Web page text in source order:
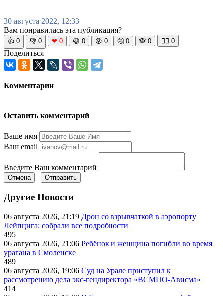
30 августа 2022, 12:33
Вам понравилась эта публикация?
👍 0 👎 0 ❤ 0 😆 0 😡 0 🤔 0 🙈 0 🧘‍♀️ 0
Поделиться
Комментарии
Оставить комментарий
Ваше имя
Ваш email
Введите Ваш комментарий
Отмена Отправить
Другие Новости
06 августа 2026, 21:19 Дрон со взрывчаткой в аэропорту
Лейпцига: собрали все подробности
495
06 августа 2026, 21:06 Ребёнок и женщина погибли во время
урагана в Смоленске
489
06 августа 2026, 19:06 Суд на Урале приступил к
рассмотрению дела экс-гендиректора «ВСМПО-Ависма»
414